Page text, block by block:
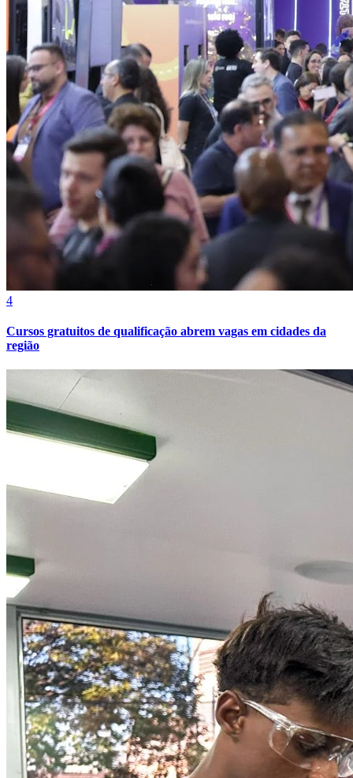
Internacional
Atlético-MG
4
Cursos gratuitos de qualificação abrem vagas em cidades da
região